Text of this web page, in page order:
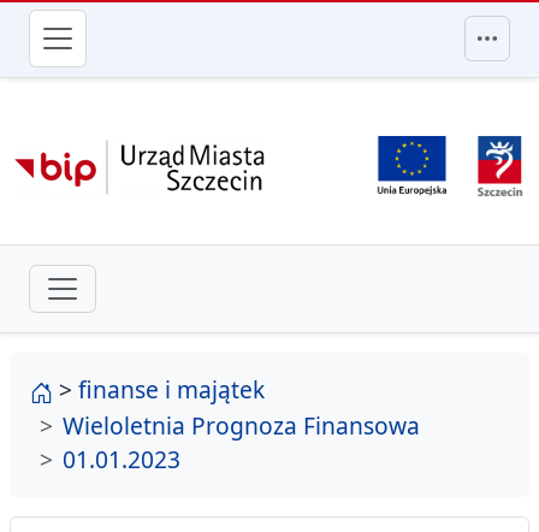
przejdź do głównego menu
strona główna
> finanse i majątek
Wieloletnia Prognoza Finansowa
01.01.2023